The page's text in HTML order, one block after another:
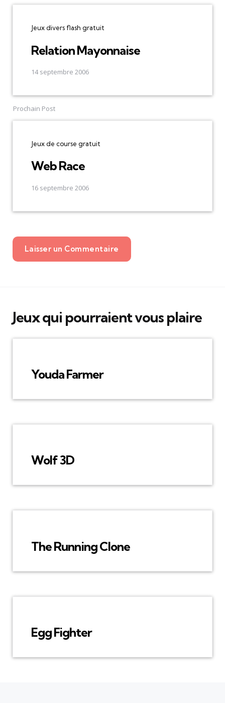
Jeux divers flash gratuit
Relation Mayonnaise
14 septembre 2006
Prochain Post
Jeux de course gratuit
Web Race
16 septembre 2006
Laisser un Commentaire
Jeux qui pourraient vous plaire
Youda Farmer
Wolf 3D
The Running Clone
Egg Fighter